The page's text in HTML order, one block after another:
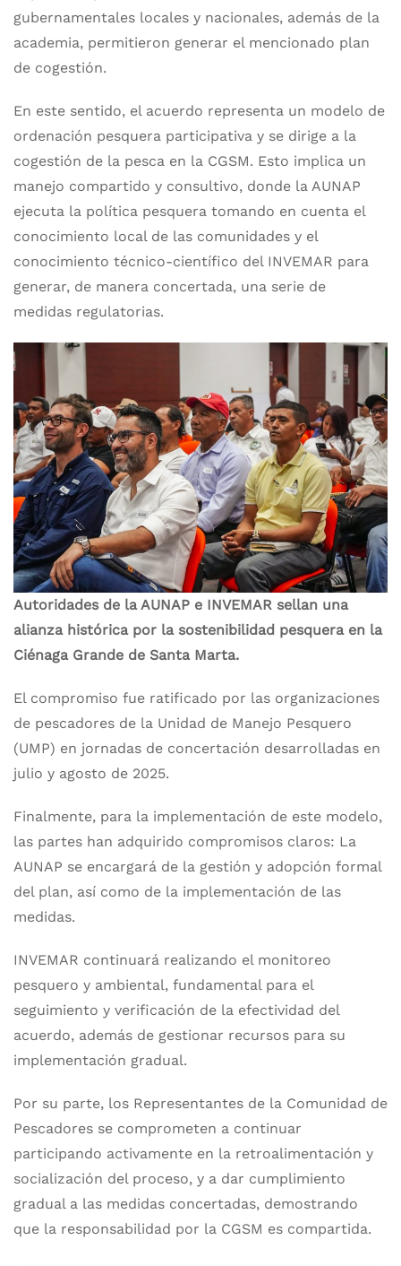
gubernamentales locales y nacionales, además de la
academia, permitieron generar el mencionado plan
de cogestión.
En este sentido, el acuerdo representa un modelo de
ordenación pesquera participativa y se dirige a la
cogestión de la pesca en la CGSM. Esto implica un
manejo compartido y consultivo, donde la AUNAP
ejecuta la política pesquera tomando en cuenta el
conocimiento local de las comunidades y el
conocimiento técnico-científico del INVEMAR para
generar, de manera concertada, una serie de
medidas regulatorias.
Autoridades de la AUNAP e INVEMAR sellan una
alianza histórica por la sostenibilidad pesquera en la
Ciénaga Grande de Santa Marta.
El compromiso fue ratificado por las organizaciones
de pescadores de la Unidad de Manejo Pesquero
(UMP) en jornadas de concertación desarrolladas en
julio y agosto de 2025.
Finalmente, para la implementación de este modelo,
las partes han adquirido compromisos claros: La
AUNAP se encargará de la gestión y adopción formal
del plan, así como de la implementación de las
medidas.
INVEMAR continuará realizando el monitoreo
pesquero y ambiental, fundamental para el
seguimiento y verificación de la efectividad del
acuerdo, además de gestionar recursos para su
implementación gradual.
Por su parte, los Representantes de la Comunidad de
Pescadores se comprometen a continuar
participando activamente en la retroalimentación y
socialización del proceso, y a dar cumplimiento
gradual a las medidas concertadas, demostrando
que la responsabilidad por la CGSM es compartida.